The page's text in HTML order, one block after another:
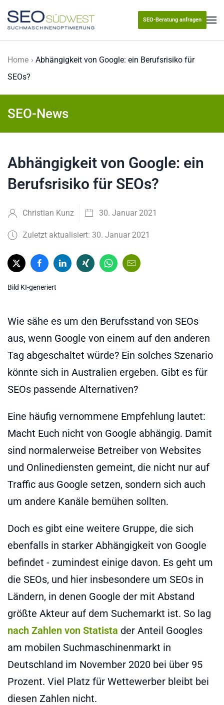
Skip to main content
SEO-Beratung anfragen
Home
Abhängigkeit von Google: ein Berufsrisiko für
SEOs?
SEO-News
Abhängigkeit von Google: ein
Berufsrisiko für SEOs?
Christian Kunz 30. Januar 2021
Zuletzt aktualisiert: 30. Januar 2021
Bild KI-generiert
Wie sähe es um den Berufsstand von SEOs
aus, wenn Google von einem auf den anderen
Tag abgeschaltet würde? Ein solches Szenario
könnte sich in Australien ergeben. Gibt es für
SEOs passende Alternativen?
Eine häufig vernommene Empfehlung lautet:
Macht Euch nicht von Google abhängig. Damit
sind normalerweise Betreiber von Websites
und Onlinediensten gemeint, die nicht nur auf
Traffic aus Google setzen, sondern sich auch
um andere Kanäle bemühen sollten.
Doch es gibt eine weitere Gruppe, die sich
ebenfalls in starker Abhängigkeit von Google
befindet - zumindest einige davon. Es geht um
die SEOs, und hier insbesondere um SEOs in
Ländern, in denen Google der mit Abstand
größte Akteur auf dem Suchemarkt ist. So lag
nach Zahlen von Statista der Anteil Googles
am mobilen Suchmaschinenmarkt in
Deutschland im November 2020 bei über 95
Prozent. Viel Platz für Wettewerber bleibt bei
diesen Zahlen nicht.